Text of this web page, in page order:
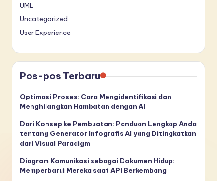
UML
Uncategorized
User Experience
Pos-pos Terbaru
Optimasi Proses: Cara Mengidentifikasi dan
Menghilangkan Hambatan dengan AI
Dari Konsep ke Pembuatan: Panduan Lengkap Anda
tentang Generator Infografis AI yang Ditingkatkan
dari Visual Paradigm
Diagram Komunikasi sebagai Dokumen Hidup:
Memperbarui Mereka saat API Berkembang